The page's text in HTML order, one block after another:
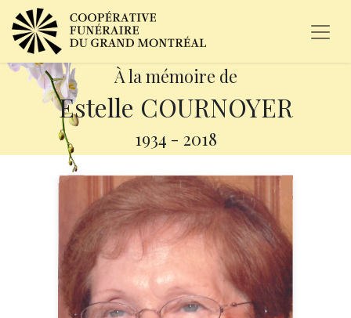
À la mémoire de
Estelle COURNOYER
1934 - 2018